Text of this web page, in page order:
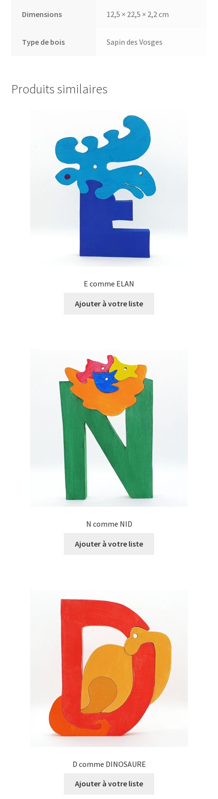
Dimensions 12,5 × 22,5 × 2,2 cm
Type de bois Sapin des Vosges
Produits similaires
E comme ELAN
Ajouter à votre liste
N comme NID
Ajouter à votre liste
D comme DINOSAURE
Ajouter à votre liste